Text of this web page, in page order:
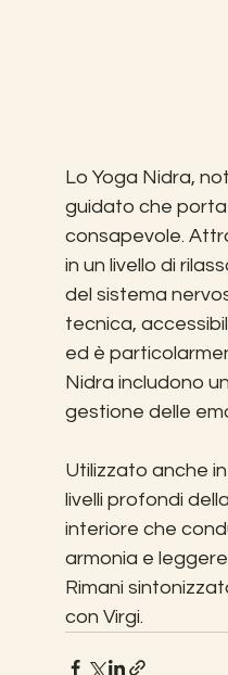
Lo Yoga Nidra,
guidato che porta
consapevole.
in un livello di
del sistema
tecnica,
ed è
Nidra includono
gestione delle
Utilizzato anche
livelli profondi
interiore che
armonia e
Rimani
con Virgi.